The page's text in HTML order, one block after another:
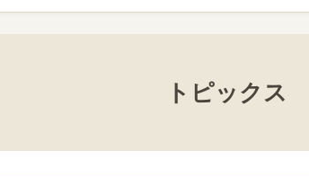
トピックス